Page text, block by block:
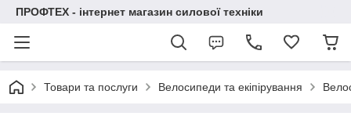
ПРОФТЕХ - інтернет магазин силової техніки
Товари та послуги Велосипеди та екіпірування